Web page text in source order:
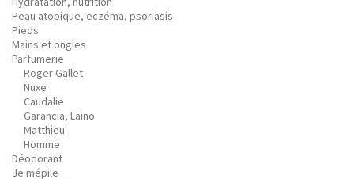
Peau atopique, eczéma, psoriasis
Pieds
Mains et ongles
Parfumerie
Roger Gallet
Nuxe
Caudalie
Garancia, Laino
Matthieu
Homme
Déodorant
Je mépile